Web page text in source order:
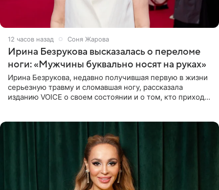
12 часов назад Соня Жарова
Ирина Безрукова высказалась о переломе
ноги: «Мужчины буквально носят на руках»
Ирина Безрукова, недавно получившая первую в жизни
серьезную травму и сломавшая ногу, рассказала
изданию VOICE о своем состоянии и о том, кто приходит